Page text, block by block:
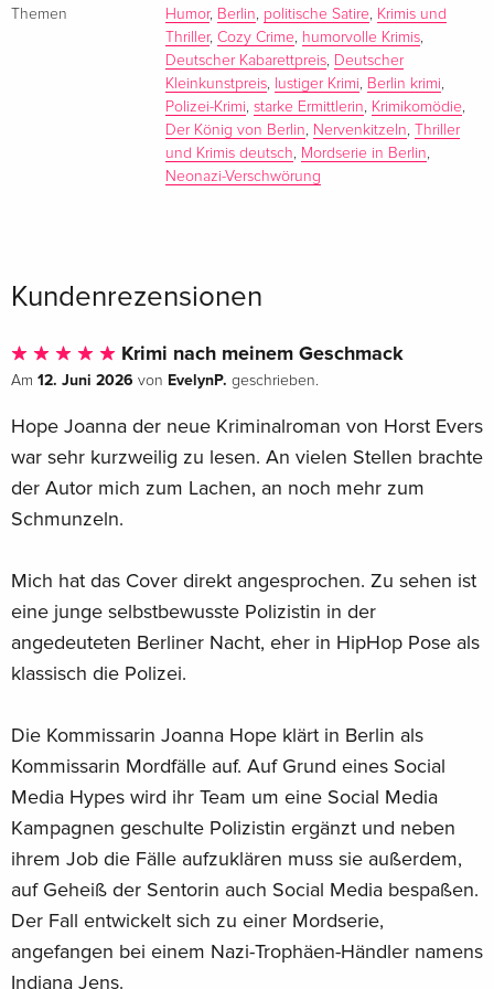
den Deutschen Kleinkunstpreis. Jeden Sonntag ist er auf
regelmäßig mit seiner Sendung
Horst Evers und Freunde
. Seine Geschichtenbände und Romane – wie
oder
Zu faul zum Nichtstun
Zusammenfassung
Geboren am 9. November 1989, am Tag des Mauerfalls.
Benannt nach dem Eddy-Grant-Song, der damals in der
Charité im Radio lief. Der Vater Westberliner, die Mutter aus
Joanna Marlow. Um als Taekwondo-Kämpferin eine
Olympiachance zu haben, wurde sie Polizistin. Olympia ist
nun Vergangenheit, die Berliner Polizei Gegenwart. Ein
Handyvideo, in dem zu sehen ist, wie Hope Joanna vier
gewalttätige Räuber vor einem Späti überwältigt, macht sie
ihren Ruhm wehren kann, versetzt eine mysteriöse
Mordserie die Stadt in Aufruhr. Ein rechtsradikaler Baron und
seine Gefolgsleute scheinen davon überzeugt, dass der
legendäre, seit Kriegsende verschollene letzte Brief Adolf
Hitlers eben nicht nur eine Legende ist. Existiert dieses
gewesen sein soll, möglicherweise tatsächlich? Schnell
findet sich die junge Kommissarin Hope Joanna Marlow in
einer tödlichen Parallelwelt wieder, deren rasender und
Themen Humor, Berlin politische Satire
Krimis und
Thriller, Cozy Crime humorvolle Krimis
Deutscher Kabarettpreis
Deutscher
Kleinkunstpreis
lustiger Krimi Berlin krimi
Polizei-Krimi starke Ermittlerin Krimikomödie
Der König von Berlin
Nervenkitzeln Thriller
und Krimis deutsch
Mordserie in Berlin
Neonazi-Verschwörung
Kundenrezensionen
Krimi nach meinem Geschmack
Am 12. Juni 2026 von EvelynP. geschrieben.
Hope Joanna der neue Kriminalroman von Horst Evers
war sehr kurzweilig zu lesen. An vielen Stellen brachte
der Autor mich zum Lachen, an noch mehr zum
Schmunzeln.
Mich hat das Cover direkt angesprochen. Zu sehen ist
eine junge selbstbewusste Polizistin in der
angedeuteten Berliner Nacht, eher in HipHop Pose als
klassisch die Polizei.
Die Kommissarin Joanna Hope klärt in Berlin als
Kommissarin Mordfälle auf. Auf Grund eines Social
Media Hypes wird ihr Team um eine Social Media
Kampagnen geschulte Polizistin ergänzt und neben
ihrem Job die Fälle aufzuklären muss sie außerdem,
auf Geheiß der Sentorin auch Social Media bespaßen.
Der Fall entwickelt sich zu einer Mordserie,
angefangen bei einem Nazi-Trophäen-Händler namens
Indiana Jens.